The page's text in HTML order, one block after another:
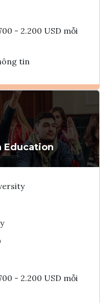
- 2.200 USD mỗi
tin
Ghi danh
Tham vấn Interlink
Education
- 2.200 USD mỗi